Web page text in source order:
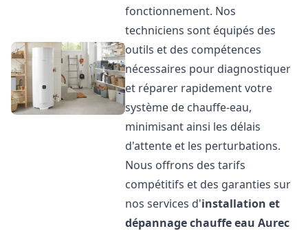
fonctionnement. Nos
techniciens sont équipés des
outils et des compétences
nécessaires pour diagnostiquer
et réparer rapidement votre
système de chauffe-eau,
minimisant ainsi les délais
d'attente et les perturbations.
Nous offrons des tarifs
compétitifs et des garanties sur
nos services d'installation et
dépannage chauffe eau Aurec